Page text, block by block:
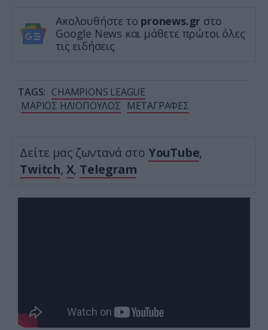
Ακολουθήστε το pronews.gr στο
Google News και μάθετε πρώτοι όλες
τις ειδήσεις
TAGS: CHAMPIONS LEAGUE
ΜΑΡΙΟΣ ΗΛΙΟΠΟΥΛΟΣ ΜΕΤΑΓΡΑΦΕΣ
Δείτε μας ζωντανά στο YouTube,
Twitch, X, Telegram